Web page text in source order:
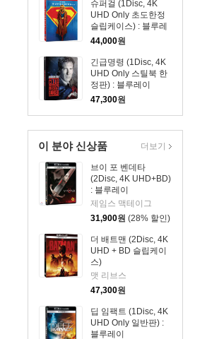
슈퍼걸 (1Disc, 4K
UHD Only 초도한정
슬립케이스) : 블루레
이
44,000원
긴급명령 (1Disc, 4K
UHD Only 스틸북 한
정판) : 블루레이
47,300원
이 분야 신상품
브이 포 벤데타
(2Disc, 4K UHD+BD)
: 블루레이
제임스 맥테이그
31,900원 (28% 할인)
더 배트맨 (2Disc, 4K
UHD + BD 슬립케이
스)
맷 리브스
47,300원
딥 임팩트 (1Disc, 4K
UHD Only 일반판) :
블루레이
더보기